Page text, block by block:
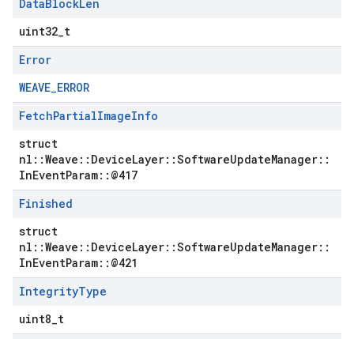
DataBlockLen
uint32_t
Error
WEAVE_ERROR
FetchPartialImageInfo
struct
nl::Weave::DeviceLayer::SoftwareUpdateManager::
InEventParam::@417
Finished
struct
nl::Weave::DeviceLayer::SoftwareUpdateManager::
InEventParam::@421
IntegrityType
uint8_t